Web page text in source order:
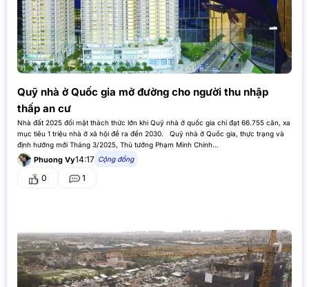
Quỹ nhà ở Quốc gia mở đường cho người thu nhập
thấp an cư
Nhà đất 2025 đối mặt thách thức lớn khi Quỹ nhà ở quốc gia chỉ đạt 66.755 căn, xa
mục tiêu 1 triệu nhà ở xã hội đề ra đến 2030. Quỹ nhà ở Quốc gia, thực trạng và
định hướng mới Tháng 3/2025, Thủ tướng Phạm Minh Chính…
Phuong Vy14:17 Cộng đồng
0 1